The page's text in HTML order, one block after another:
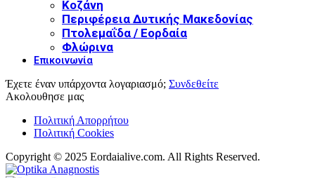
Κοζάνη
Περιφέρεια Δυτικής Μακεδονίας
Πτολεμαΐδα / Εορδαία
Φλώρινα
Επικοινωνία
Έχετε έναν υπάρχοντα λογαριασμό; Συνδεθείτε
Ακολουθησε μας
Πολιτική Απορρήτου
Πολιτική Cookies
Copyright © 2025 Eordaialive.com. All Rights Reserved.